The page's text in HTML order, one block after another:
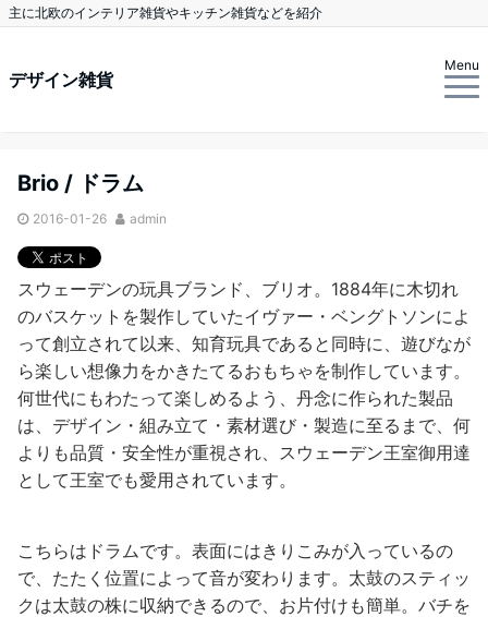
主に北欧のインテリア雑貨やキッチン雑貨などを紹介
デザイン雑貨
Menu
Brio / ドラム
2016-01-26 admin
スウェーデンの玩具ブランド、ブリオ。1884年に木切れ
のバスケットを製作していたイヴァー・ベングトソンによ
って創立されて以来、知育玩具であると同時に、遊びなが
ら楽しい想像力をかきたてるおもちゃを制作しています。
何世代にもわたって楽しめるよう、丹念に作られた製品
は、デザイン・組み立て・素材選び・製造に至るまで、何
よりも品質・安全性が重視され、スウェーデン王室御用達
として王室でも愛用されています。
こちらはドラムです。表面にはきりこみが入っているの
で、たたく位置によって音が変わります。太鼓のスティッ
クは太鼓の株に収納できるので、お片付けも簡単。バチを